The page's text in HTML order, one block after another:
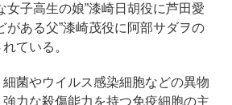
女子高生の娘”漆崎日胡役に芦田愛
がある父”漆崎茂役に阿部サダヲの
ている。
菌やウイルス感染細胞などの異物
力な殺傷能力を持つ免疫細胞の主